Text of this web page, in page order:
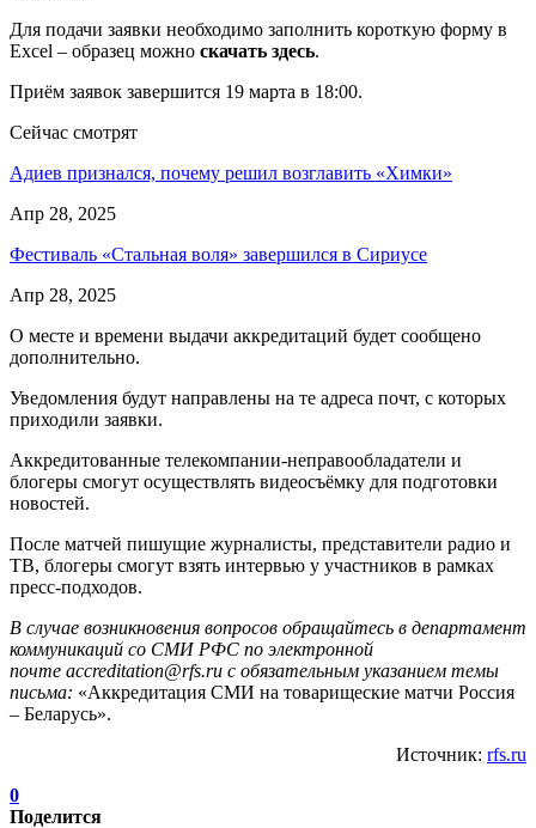
Для подачи заявки необходимо заполнить короткую форму в
Excel – образец можно скачать здесь.
Приём заявок завершится 19 марта в 18:00.
Сейчас смотрят
Адиев признался, почему решил возглавить «Химки»
Апр 28, 2025
Фестиваль «Стальная воля» завершился в Сириусе
Апр 28, 2025
О месте и времени выдачи аккредитаций будет сообщено
дополнительно.
Уведомления будут направлены на те адреса почт, с которых
приходили заявки.
Аккредитованные телекомпании-неправообладатели и
блогеры смогут осуществлять видеосъёмку для подготовки
новостей.
После матчей пишущие журналисты, представители радио и
ТВ, блогеры смогут взять интервью у участников в рамках
пресс-подходов.
В случае возникновения вопросов обращайтесь в департамент
коммуникаций со СМИ РФС по электронной
почте accreditation@rfs.ru с обязательным указанием темы
письма: «Аккредитация СМИ на товарищеские матчи Россия
– Беларусь».
Источник: rfs.ru
0
Поделится